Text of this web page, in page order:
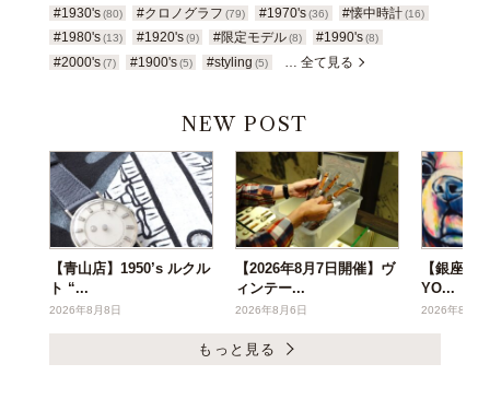
#1930's (80) #クロノグラフ (79) #1970's(36) #懐中時計 (16)
#1980's (13) #1920's(9) #限定モデル(8) #1990's (8)
#2000's (7) #1900's(5) #styling (5) … 全て見る
NEW POST
【青山店】1950’s ルクル
ト “...
2026年8月8日
【2026年8月7日開催】ヴ
ィンテー...
2026年8月6日
【銀座・
YO...
2026年8月5
もっと見る